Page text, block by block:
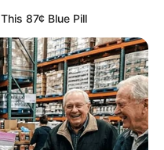
าศี 2569 ประจำ
ษ์ เลขเด็ด
87¢ Blue Pill